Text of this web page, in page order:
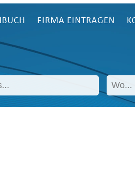
FIRMA EINTRAGEN